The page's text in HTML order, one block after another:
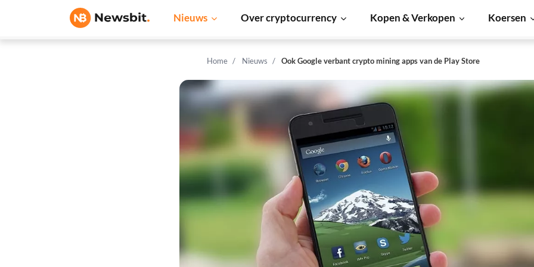
Nieuws Over cryptocurrency Kopen & Verkopen Koersen
Home Nieuws Ook Google verbant crypto mining apps van de Play Store